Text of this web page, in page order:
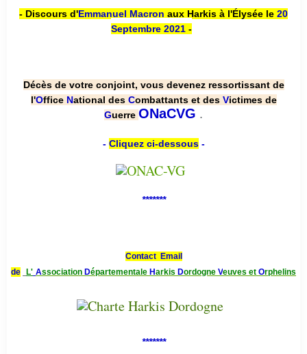
- Discours d'Emmanuel Macron aux Harkis à l'Élysée le 20
Septembre 2021 -
Décès de votre conjoint, vous devenez ressortissant de
l'Office National des Combattants et des Victimes de
Guerre ONaCVG .
- Cliquez ci-dessous-
*******
Contact Email
de
L' Association Départementale Harkis Dordogne Veuves et Orphelins
*******